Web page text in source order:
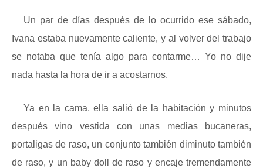
Un par de días después de lo ocurrido ese sábado,
Ivana estaba nuevamente caliente, y al volver del trabajo
se notaba que tenía algo para contarme… Yo no dije
nada hasta la hora de ir a acostarnos.
Ya en la cama, ella salió de la habitación y minutos
después vino vestida con unas medias bucaneras,
portaligas de raso, un conjunto también diminuto también
de raso, y un baby doll de raso y encaje tremendamente